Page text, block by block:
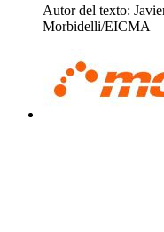
Autor del texto:
Morbidelli/EICMA